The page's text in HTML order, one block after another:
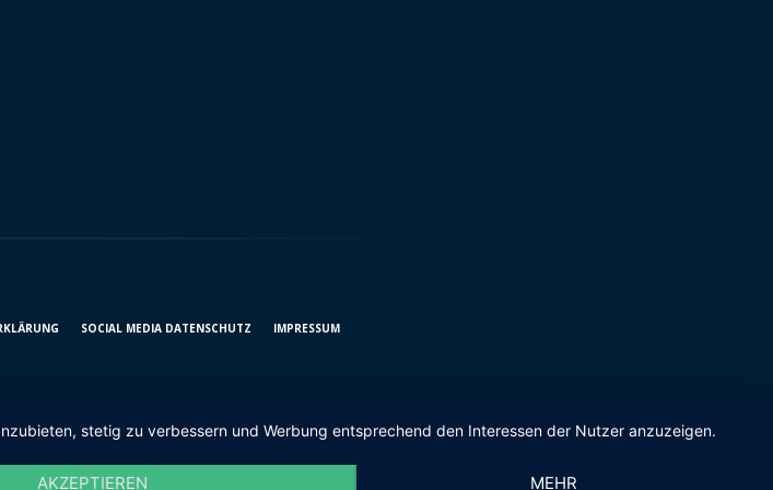
SOCIAL MEDIA DATENSCHUTZ IMPRESSUM
stetig zu verbessern und Werbung entsprechend den Interessen der Nutzer anzuzeigen.
AKZEPTIEREN MEHR